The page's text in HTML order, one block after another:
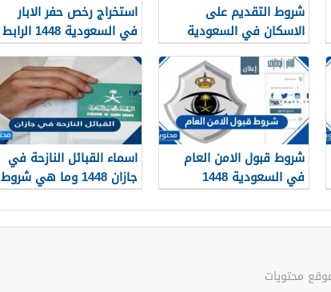
شروط التقديم على
الاسكان في السعودية
1448
استخراج رخص حفر الابار
في السعودية 1448 الرابط
والشروط بالتفصيل
شروط قبول الامن العام
في السعودية 1448
اسماء القبائل النازحة في
جازان 1448 وما هي شروط
تجنيسها